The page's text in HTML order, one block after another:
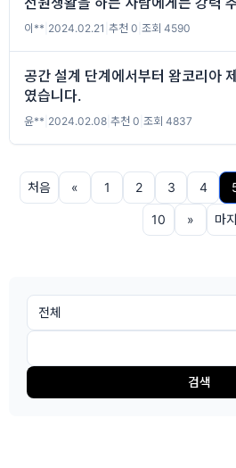
이** 2024.02.21 추천 0 조회 4590
공간 설계 단계에서부터 왐코리아
였습니다.
윤** 2024.02.08 추천 0 조회 4837
처음 « 1 2 3 4
10 » 마
검색